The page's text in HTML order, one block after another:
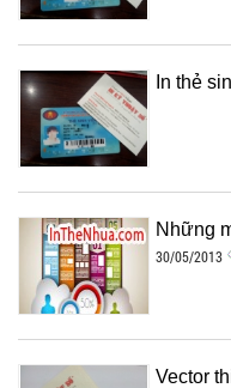
In thẻ
Những
30/05/2013
Vector